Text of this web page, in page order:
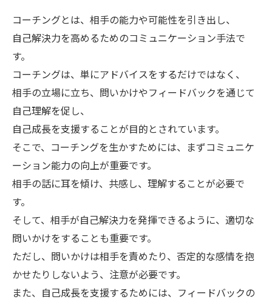
コーチングとは、相手の能力や可能性を引き出し、
自己解決力を高めるためのコミュニケーション手法で
す。
コーチングは、単にアドバイスをするだけではなく、
相手の立場に立ち、問いかけやフィードバックを通じて
自己理解を促し、
自己成長を支援することが目的とされています。
そこで、コーチングを生かすためには、まずコミュニケ
ーション能力の向上が重要です。
相手の話に耳を傾け、共感し、理解することが必要で
す。
そして、相手が自己解決力を発揮できるように、適切な
問いかけをすることも重要です。
ただし、問いかけは相手を責めたり、否定的な感情を抱
かせたりしないよう、注意が必要です。
また、自己成長を支援するためには、フィードバックの